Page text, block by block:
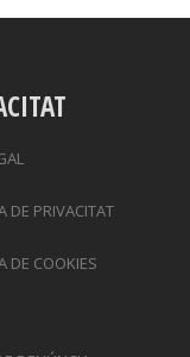
DE PRIVACITAT
DE COOKIES